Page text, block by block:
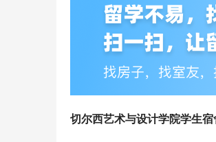
切尔西艺术与设计学院学生